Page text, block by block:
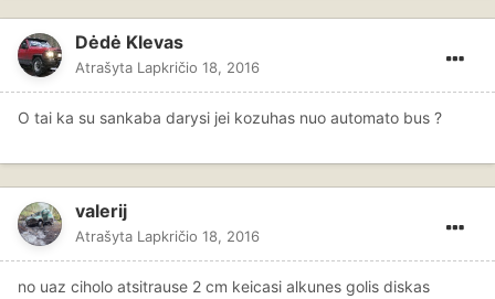
Dėdė Klevas
Atrašyta Lapkričio 18, 2016
O tai ka su sankaba darysi jei kozuhas nuo automato bus ?
valerij
Atrašyta Lapkričio 18, 2016
no uaz ciholo atsitrause 2 cm keicasi alkunes golis diskas